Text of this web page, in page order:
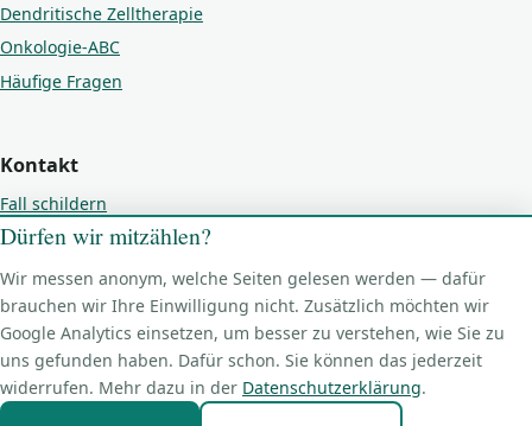
Dendritische Zelltherapie
Onkologie-ABC
Häufige Fragen
Kontakt
Fall schildern
Kontakt
Impressum
Datenschutz
Cookie-Einstellungen
Dürfen wir mitzählen?
Wir messen anonym, welche Seiten gelesen werden — dafür
brauchen wir Ihre Einwilligung nicht. Zusätzlich möchten wir
Google Analytics einsetzen, um besser zu verstehen, wie Sie zu
uns gefunden haben. Dafür schon. Sie können das jederzeit
widerrufen. Mehr dazu in der Datenschutzerklärung.